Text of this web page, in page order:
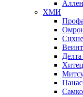
ХМИ